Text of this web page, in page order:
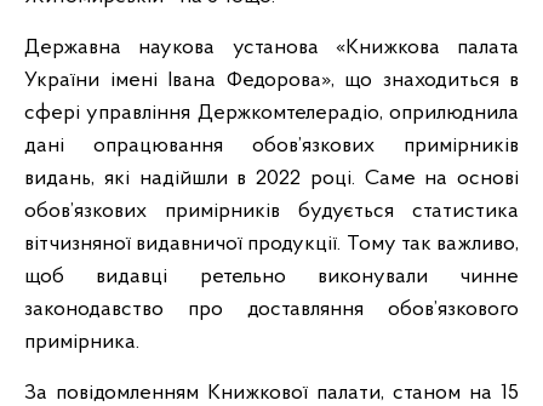
Державна наукова установа «Книжкова палата
України імені Івана Федорова», що знаходиться в
сфері управління Держкомтелерадіо, оприлюднила
дані опрацювання обов’язкових примірників
видань, які надійшли в 2022 році. Саме на основі
обов’язкових примірників будується статистика
вітчизняної видавничої продукції. Тому так важливо,
щоб видавці ретельно виконували чинне
законодавство про доставляння обов’язкового
примірника.
За повідомленням Книжкової палати, станом на 15